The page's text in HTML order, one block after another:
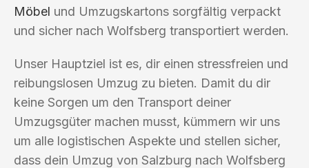
Möbel und Umzugskartons sorgfältig verpackt
und sicher nach Wolfsberg transportiert werden.
Unser Hauptziel ist es, dir einen stressfreien und
reibungslosen Umzug zu bieten. Damit du dir
keine Sorgen um den Transport deiner
Umzugsgüter machen musst, kümmern wir uns
um alle logistischen Aspekte und stellen sicher,
dass dein Umzug von Salzburg nach Wolfsberg